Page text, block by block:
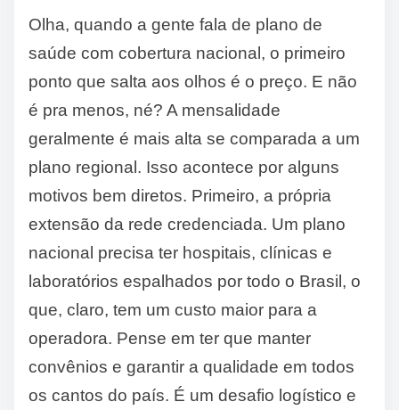
Olha, quando a gente fala de plano de
saúde com cobertura nacional, o primeiro
ponto que salta aos olhos é o preço. E não
é pra menos, né? A mensalidade
geralmente é mais alta se comparada a um
plano regional. Isso acontece por alguns
motivos bem diretos. Primeiro, a própria
extensão da rede credenciada. Um plano
nacional precisa ter hospitais, clínicas e
laboratórios espalhados por todo o Brasil, o
que, claro, tem um custo maior para a
operadora. Pense em ter que manter
convênios e garantir a qualidade em todos
os cantos do país. É um desafio logístico e